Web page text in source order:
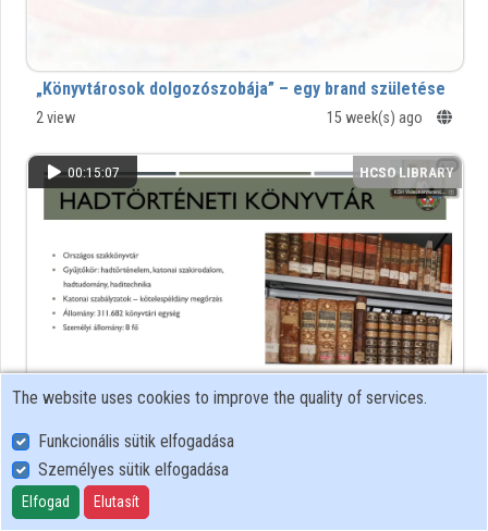
Organizations
„Könyvtárosok dolgozószobája” – egy brand születése
2 view 15 week(s) ago
00:15:07 HCSO LIBRARY
Könyvtár különleges gyűjteményei
3 view
The website uses cookies to improve the quality of services.
Funkcionális sütik elfogadása
Személyes sütik elfogadása
Elfogad Elutasít